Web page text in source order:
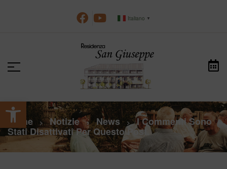
Apri la barra degli strumenti
Italiano ▼
Home > Notizie > News > I Commenti Sono
Stati Disattivati Per Questo Post.